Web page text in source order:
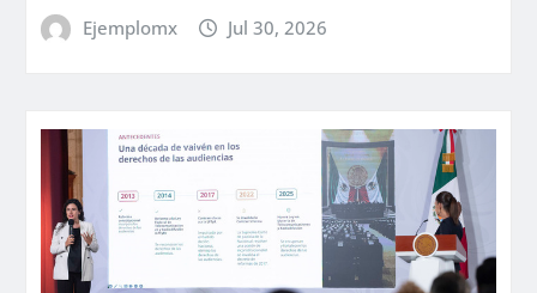
Ejemplomx Jul 30, 2026